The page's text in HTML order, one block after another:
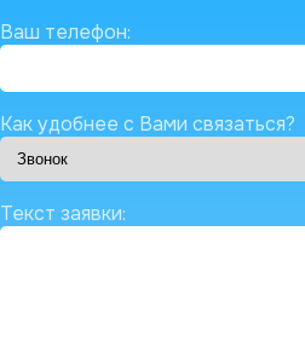
Ваш телефон:
Как удобнее с Вами связаться?
Текст заявки: